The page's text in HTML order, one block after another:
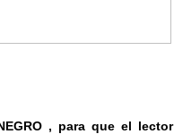
, para que el lector